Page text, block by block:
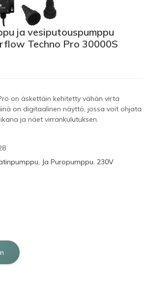
ja vesiputouspumppu
Techno Pro 30000S
on äskettäin kehitetty vähän virta
on digitaalinen näyttö , jossa voit ohjata
ja näet virrankulutuksen
Ja Puropumppu. 230V